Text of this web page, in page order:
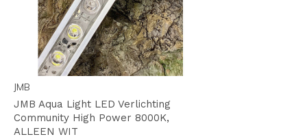
JMB
JMB Aqua Light LED Verlichting
Community High Power 8000K,
ALLEEN WIT